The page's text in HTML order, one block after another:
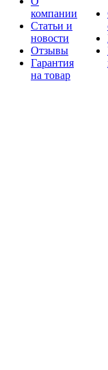
компании
Статьи и
новости
Отзывы
Гарантия
на товар